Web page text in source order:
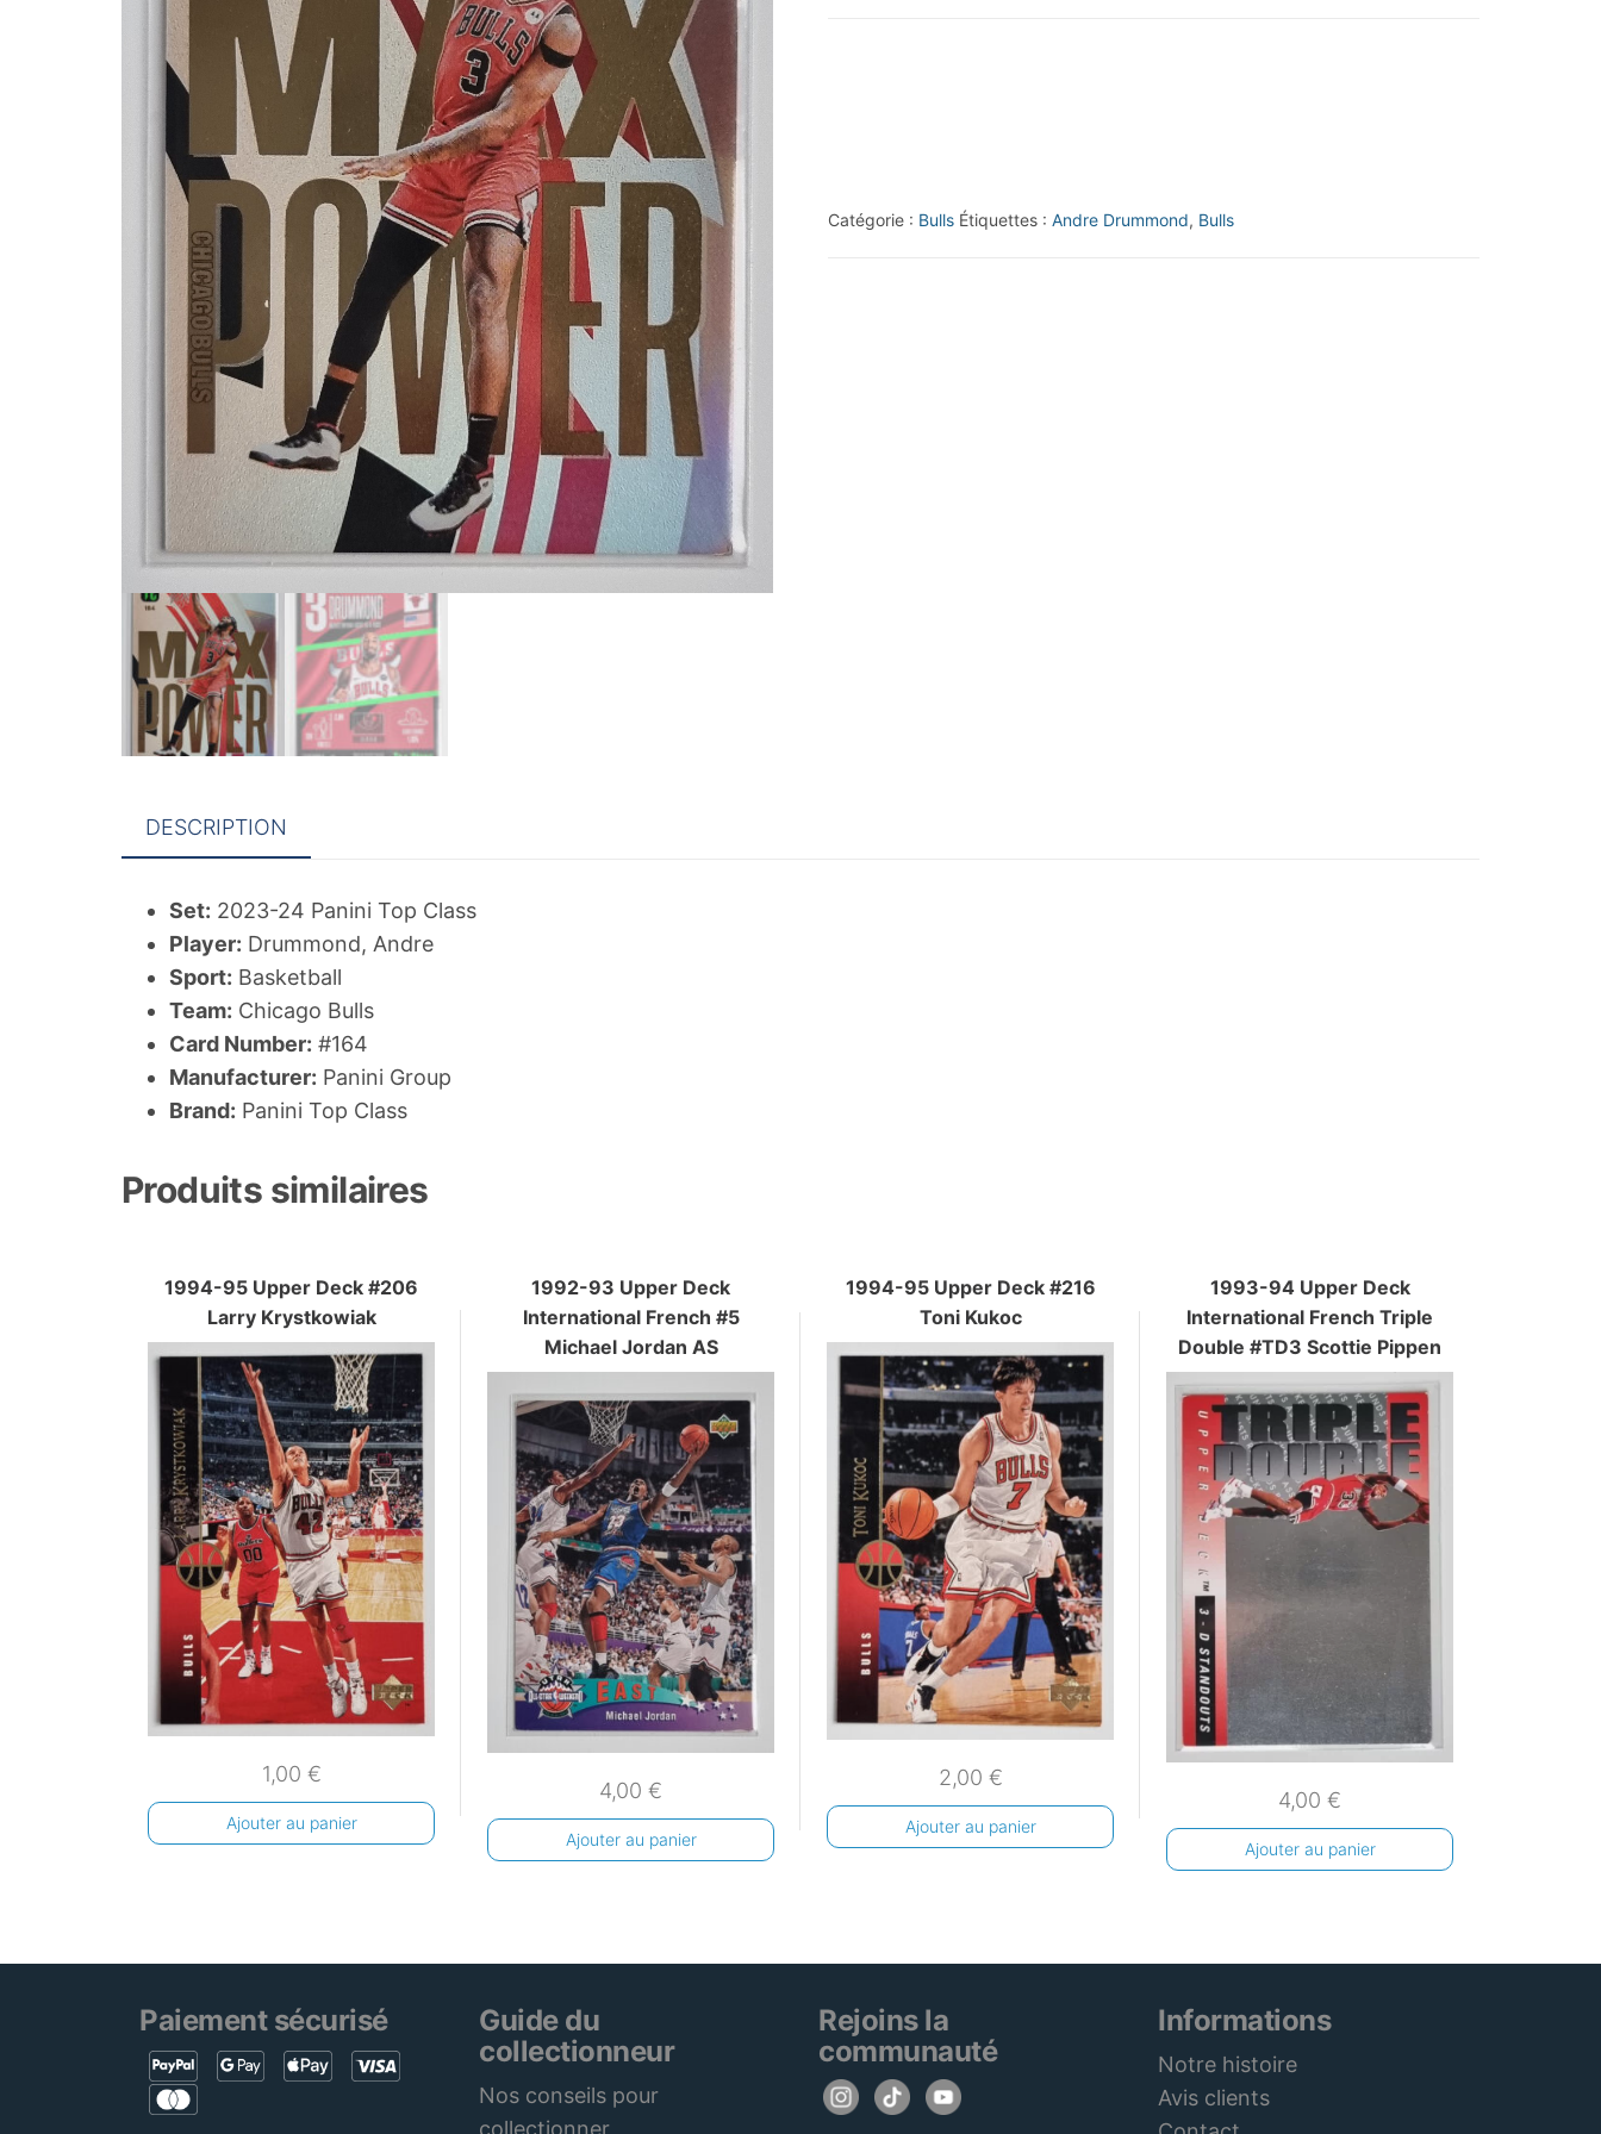
Andre
Catégorie : Bulls Étiquettes : Andre Drummond, Bulls
DESCRIPTION
Set: 2023-24 Panini Top Class
Player: Drummond, Andre
Sport: Basketball
Team: Chicago Bulls
Card Number: #164
Manufacturer: Panini Group
Brand: Panini Top Class
Produits similaires
1994-95 Upper Deck #206
Larry Krystkowiak
1,00 €
Ajouter au panier
1992-93 Upper Deck
International French #5
Michael Jordan AS
4,00 €
Ajouter au panier
1994-95 Upper Deck #216
Toni Kukoc
2,00 €
Ajouter au panier
1993-94 Upper Deck
International French Triple
Double #TD3 Scottie Pippen
4,00 €
Ajouter au panier
Paiement sécurisé
Guide du
collectionneur
Nos conseils pour
collectionner
Rejoins la
communauté
Informations
Notre histoire
Avis clients